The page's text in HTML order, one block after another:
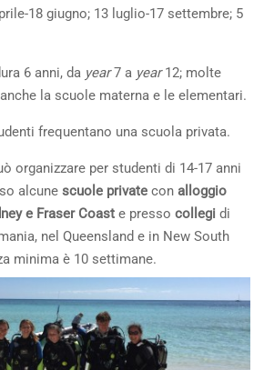
18 giugno; 13 luglio-17 settembre; 5
6 anni, da year7 a year12; molte
la scuole materna e le elementari.
frequentano una scuola privata.
organizzare per studenti di 14-17 anni
alcune scuole private con alloggio
e Fraser Coast e presso collegi di
nel Queensland e in New South
minima è 10 settimane.